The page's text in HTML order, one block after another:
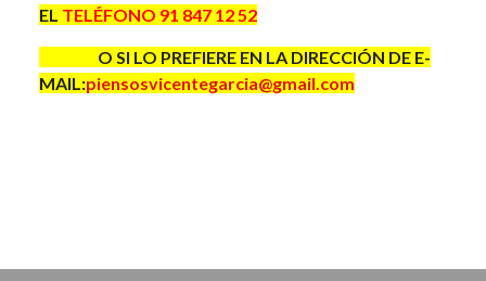
EL TELÉFONO 91 847 12 52
O SI LO PREFIERE EN LA DIRECCIÓN DE E-
MAIL:piensosvicentegarcia@gmail.com